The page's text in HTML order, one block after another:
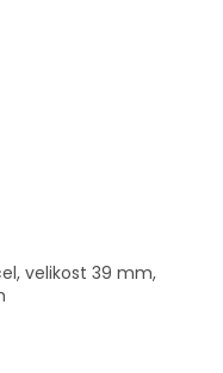
velikost 39 mm,